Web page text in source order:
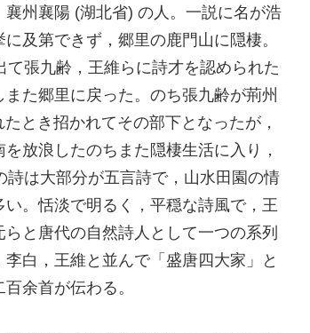
襄州襄陽 (湖北省) の人。一説に名が浩
及第できず，郷里の鹿門山に隠棲。
て張九齢，王維らに詩才を認められた
た郷里に戻った。のち張九齢が荊州
とき招かれてその部下となったが，
放浪したのちまた隠棲生活に入り，
詩は大部分が五言詩で，山水田園の情
。恬淡で明るく，平穏な詩風で，王
と唐代の自然詩人として一つの系列
白，王維と並んで「盛唐四大家」と
余首が伝わる。